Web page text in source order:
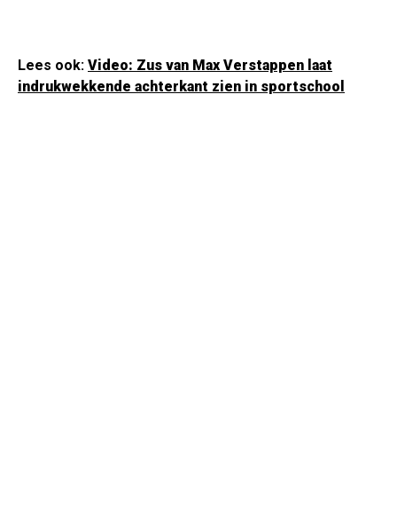
Lees ook: Video: Zus van Max Verstappen laat
indrukwekkende achterkant zien in sportschool